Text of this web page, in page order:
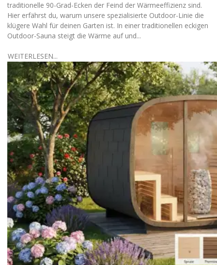
traditionelle 90-Grad-Ecken der Feind der Wärmeeffizienz sind.
Hier erfährst du, warum unsere spezialisierte Outdoor-Linie die
klügere Wahl für deinen Garten ist. In einer traditionellen eckigen
Outdoor-Sauna steigt die Wärme auf und...
WEITERLESEN...